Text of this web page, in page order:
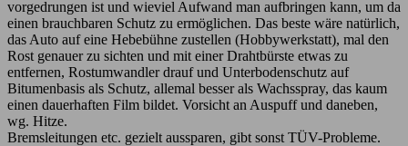
vorgedrungen ist und wieviel Aufwand man aufbringen kann, um da
einen brauchbaren Schutz zu ermöglichen. Das beste wäre natürlich,
das Auto auf eine Hebebühne zustellen (Hobbywerkstatt), mal den
Rost genauer zu sichten und mit einer Drahtbürste etwas zu
entfernen, Rostumwandler drauf und Unterbodenschutz auf
Bitumenbasis als Schutz, allemal besser als Wachsspray, das kaum
einen dauerhaften Film bildet. Vorsicht an Auspuff und daneben,
wg. Hitze.
Bremsleitungen etc. gezielt aussparen, gibt sonst TÜV-Probleme.